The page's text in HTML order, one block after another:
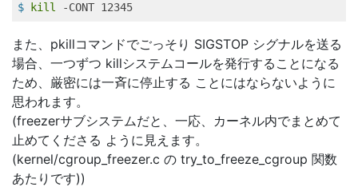
$
kill -CONT 12345
また、pkillコマンドでごっそり SIGSTOP シグナルを送る
場合、一つずつ killシステムコールを発行することになる
ため、厳密には一斉に停止する ことにはならないように
思われます。
(freezerサブシステムだと、一応、カーネル内でまとめて
止めてくださる ように見えます。
(kernel/cgroup_freezer.c の try_to_freeze_cgroup 関数
あたりです))